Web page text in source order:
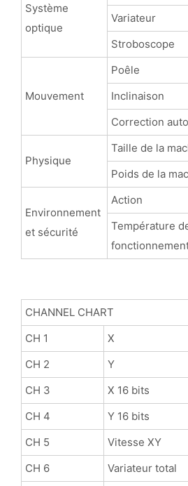
Système
optique
Variateur
Stroboscope
Mouvement
Poêle
Inclinaison
Correction
Physique
Taille de la
Poids de la
Environnement
et sécurité
Action
Température
CHANNEL CHART
CH 1
X
CH 2
Y
CH 3
X 16 bits
CH 4
Y 16 bits
CH 5
Vitesse XY
CH 6
Variateur total